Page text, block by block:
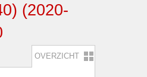
(2020-
OVERZICHT